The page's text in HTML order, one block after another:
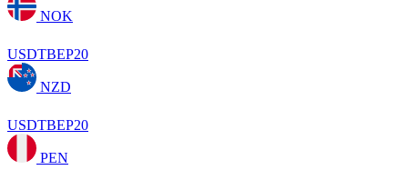
NOK
USDTBEP20
NZD
USDTBEP20
PEN